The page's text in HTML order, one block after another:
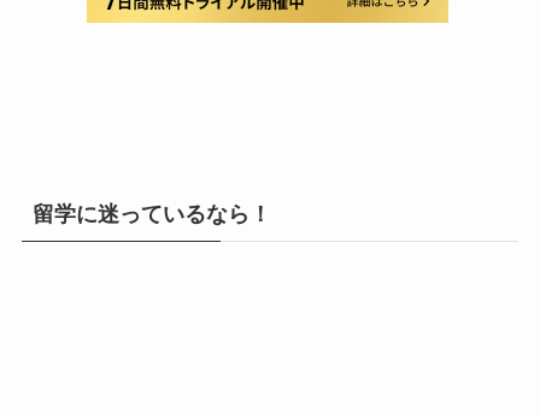
留学に迷っているなら！